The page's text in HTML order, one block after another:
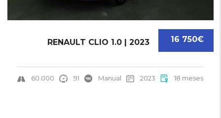
16 750€
RENAULT CLIO 1.0 | 2023
60.000 91 Manual 2023 18 meses